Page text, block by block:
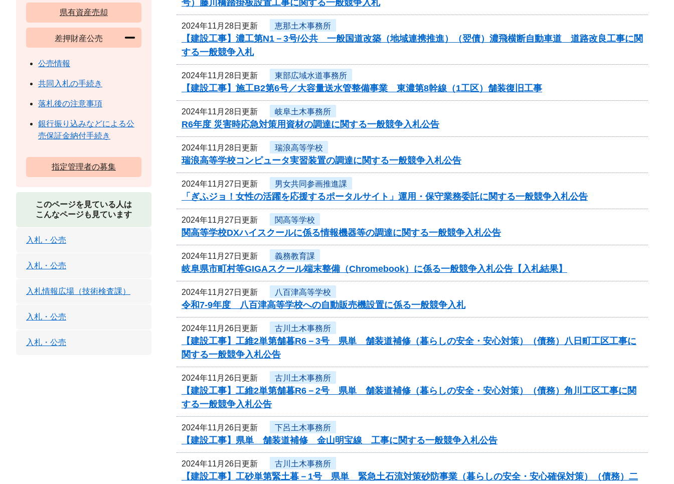
号）藤川橋踏掛板設置工事に関する一般競争入札
2024年11月28日更新 恵那土木事務所
【建設工事】濃工第N1－3号/公共 一般国道改築（地域連携推進）（翌債）濃飛横断自動車道 道路改良工事に関
する一般競争入札
2024年11月28日更新 東部広域水道事務所
【建設工事】施工B2第6号／大容量送水管整備事業 東濃第8幹線（1工区）舗装復旧工事
2024年11月28日更新 岐阜土木事務所
R6年度 災害時応急対策用資材の調達に関する一般競争入札公告
2024年11月28日更新 瑞浪高等学校
瑞浪高等学校コンピュータ実習装置の調達に関する一般競争入札公告
2024年11月27日更新 男女共同参画推進課
「ぎふジョ！女性の活躍を応援するポータルサイト」運用・保守業務委託に関する一般競争入札公告
2024年11月27日更新 関高等学校
関高等学校DXハイスクールに係る情報機器等の調達に関する一般競争入札公告
2024年11月27日更新 義務教育課
岐阜県市町村等GIGAスクール端末整備（Chromebook）に係る一般競争入札公告【入札結果】
2024年11月27日更新 八百津高等学校
令和7-9年度 八百津高等学校への自動販売機設置に係る一般競争入札
2024年11月26日更新 古川土木事務所
【建設工事】工維2単第舗暮R6－3号 県単 舗装道補修（暮らしの安全・安心対策）（債務）八日町工区工事に
関する一般競争入札公告
2024年11月26日更新 古川土木事務所
【建設工事】工維2単第舗暮R6－2号 県単 舗装道補修（暮らしの安全・安心対策）（債務）角川工区工事に関
する一般競争入札公告
2024年11月26日更新 下呂土木事務所
【建設工事】県単 舗装道補修 金山明宝線 工事に関する一般競争入札公告
2024年11月26日更新 古川土木事務所
【建設工事】工砂単第緊土暮－1号 県単 緊急土石流対策砂防事業（暮らしの安全・安心確保対策）（債務）二
県有資産売却
差押財産公売
公売情報
共同入札の手続き
落札後の注意事項
銀行振り込みなどによる公
売保証金納付手続き
指定管理者の募集
このページを見ている人は
こんなページも見ています
入札・公売
入札・公売
入札情報広場（技術検査課）
入札・公売
入札・公売